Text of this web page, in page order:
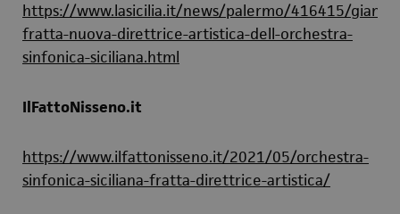
https://www.lasicilia.it/news/palermo/416415/
fratta-nuova-direttrice-artistica-dell-orchestra-
sinfonica-siciliana.html
IlFattoNisseno.it
https://www.ilfattonisseno.it/2021/05/orchestra-
sinfonica-siciliana-fratta-direttrice-artistica/